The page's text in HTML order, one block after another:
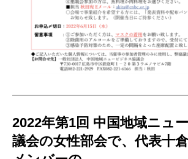
2022年第1回 中国地域ニュ
議会の女性部会で、代表十